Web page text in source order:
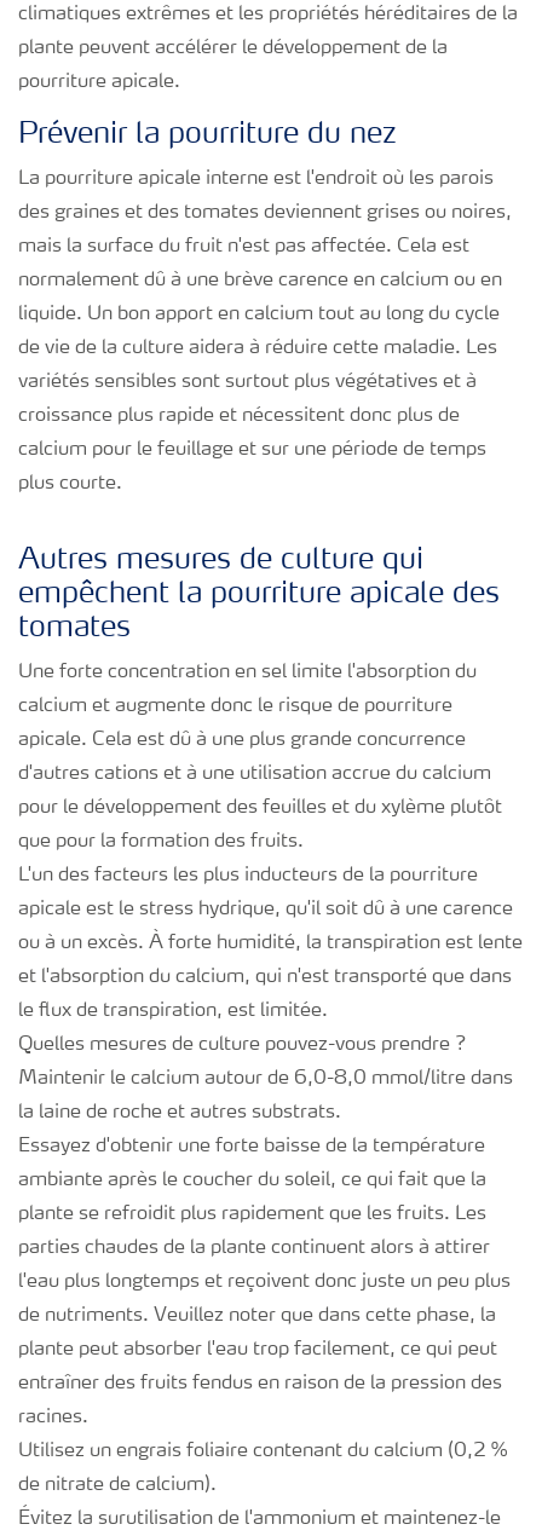
climatiques extrêmes et les propriétés héréditaires de la
plante peuvent accélérer le développement de la
pourriture apicale.
Prévenir la pourriture du nez
La pourriture apicale interne est l'endroit où les parois
des graines et des tomates deviennent grises ou noires,
mais la surface du fruit n'est pas affectée. Cela est
normalement dû à une brève carence en calcium ou en
liquide. Un bon apport en calcium tout au long du cycle
de vie de la culture aidera à réduire cette maladie. Les
variétés sensibles sont surtout plus végétatives et à
croissance plus rapide et nécessitent donc plus de
calcium pour le feuillage et sur une période de temps
plus courte.
Autres mesures de culture qui
empêchent la pourriture apicale des
tomates
Une forte concentration en sel limite l'absorption du
calcium et augmente donc le risque de pourriture
apicale. Cela est dû à une plus grande concurrence
d'autres cations et à une utilisation accrue du calcium
pour le développement des feuilles et du xylème plutôt
que pour la formation des fruits.
L'un des facteurs les plus inducteurs de la pourriture
apicale est le stress hydrique, qu'il soit dû à une carence
ou à un excès. À forte humidité, la transpiration est lente
et l'absorption du calcium, qui n'est transporté que dans
le flux de transpiration, est limitée.
Quelles mesures de culture pouvez-vous prendre ?
Maintenir le calcium autour de 6,0-8,0 mmol/litre dans
la laine de roche et autres substrats.
Essayez d'obtenir une forte baisse de la température
ambiante après le coucher du soleil, ce qui fait que la
plante se refroidit plus rapidement que les fruits. Les
parties chaudes de la plante continuent alors à attirer
l'eau plus longtemps et reçoivent donc juste un peu plus
de nutriments. Veuillez noter que dans cette phase, la
plante peut absorber l'eau trop facilement, ce qui peut
entraîner des fruits fendus en raison de la pression des
racines.
Utilisez un engrais foliaire contenant du calcium (0,2 %
de nitrate de calcium).
Évitez la surutilisation de l'ammonium et maintenez-le